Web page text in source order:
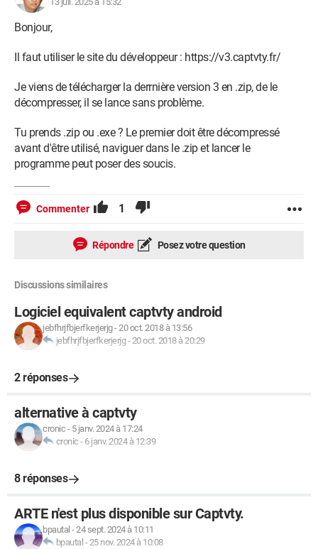
Bonjour,
Il faut utiliser le site du développeur : https://v3.captvty.fr/
Je viens de télécharger la derrnière version 3 en .zip, de le
décompresser, il se lance sans problème.
Tu prends .zip ou .exe ? Le premier doit être décompressé
avant d'être utilisé, naviguer dans le .zip et lancer le
programme peut poser des soucis.
Commenter 1
Répondre Posez votre question
Discussions similaires
Logiciel equivalent captvty android
jebfhrjfbjerfkerjerjg-20 oct. 2018 à 13:56
jebfhrjfbjerfkerjerjg-20 oct. 2018 à 20:29
2 réponses
alternative à captvty
cronic - 5 janv. 2024 à 17:24
cronic - 6 janv. 2024 à 12:39
8 réponses
ARTE n'est plus disponible sur Captvty.
bpautal -24 sept. 2024 à 10:11
bpautal -25 nov. 2024 à 10:08